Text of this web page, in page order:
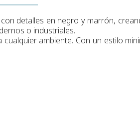
detalles en negro y marrón,
o industriales.
ambiente. Con un estilo